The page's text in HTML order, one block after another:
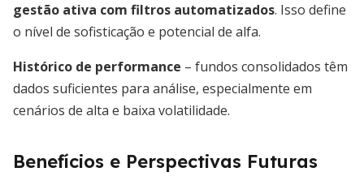
gestão ativa com filtros automatizados. Isso define
o nível de sofisticação e potencial de alfa.
Histórico de performance – fundos consolidados têm
dados suficientes para análise, especialmente em
cenários de alta e baixa volatilidade.
Benefícios e Perspectivas Futuras